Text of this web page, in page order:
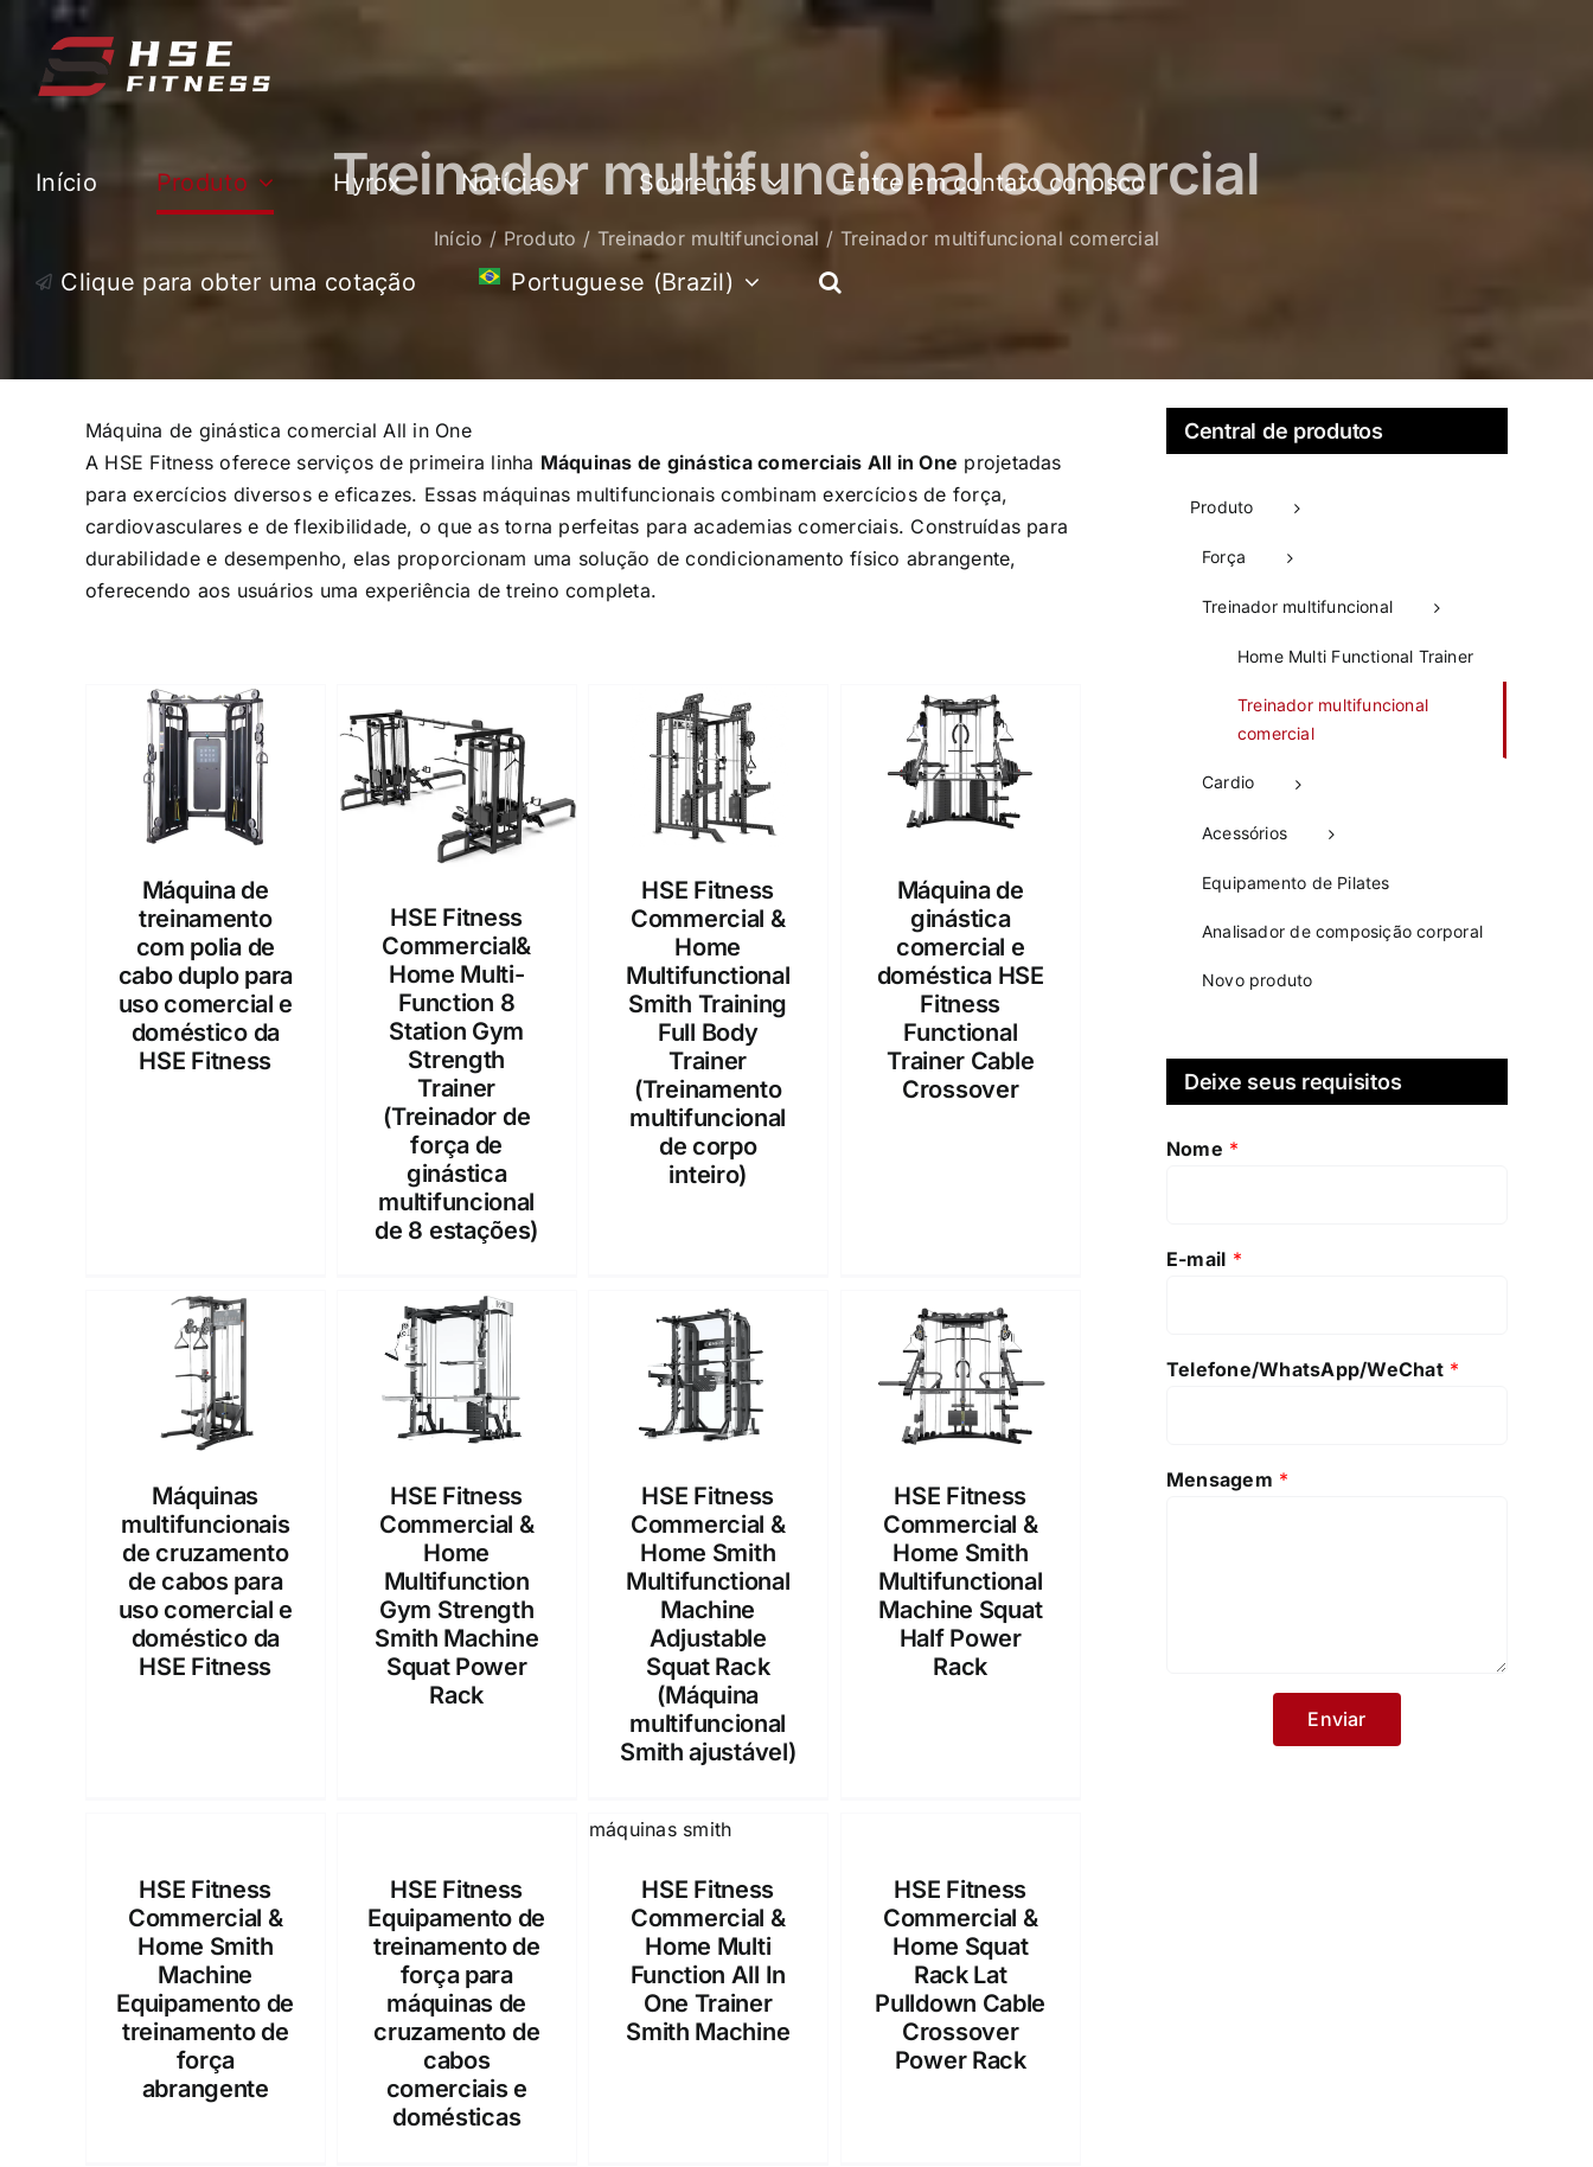
conteúdo
Início Produto Hyrox Notícias Sobre nós Entre em contato conosco
Clique para obter uma cotação Portuguese (Brazil)
Treinador multifuncional comercial
Início Produto Treinador multifuncional Treinador multifuncional comercial
Máquina de ginástica comercial All in One
A HSE Fitness oferece serviços de primeira linha Máquinas de ginástica comerciais All in One projetadas
para exercícios diversos e eficazes. Essas máquinas multifuncionais combinam exercícios de força,
cardiovasculares e de flexibilidade, o que as torna perfeitas para academias comerciais. Construídas para
durabilidade e desempenho, elas proporcionam uma solução de condicionamento físico abrangente,
oferecendo aos usuários uma experiência de treino completa.
Máquina de
treinamento
com polia de
cabo duplo para
uso comercial e
doméstico da
HSE Fitness
HSE Fitness
Commercial&
Home Multi-
Function 8
Station Gym
Strength
Trainer
(Treinador de
força de
ginástica
multifuncional
de 8 estações)
HSE Fitness
Commercial &
Home
Multifunctional
Smith Training
Full Body
Trainer
(Treinamento
multifuncional
de corpo
inteiro)
Máquina de
ginástica
comercial e
doméstica HSE
Fitness
Functional
Trainer Cable
Crossover
Máquinas
multifuncionais
de cruzamento
de cabos para
uso comercial e
doméstico da
HSE Fitness
HSE Fitness
Commercial &
Home
Multifunction
Gym Strength
Smith Machine
Squat Power
Rack
HSE Fitness
Commercial &
Home Smith
Multifunctional
Machine
Adjustable
Squat Rack
(Máquina
multifuncional
Smith ajustável)
HSE Fitness
Commercial &
Home Smith
Multifunctional
Machine Squat
Half Power
Rack
HSE Fitness
Commercial &
Home Smith
Machine
Equipamento de
treinamento de
força
abrangente
HSE Fitness
Equipamento de
treinamento de
força para
máquinas de
cruzamento de
cabos
comerciais e
domésticas
HSE Fitness
Commercial &
Home Multi
Function All In
One Trainer
Smith Machine
HSE Fitness
Commercial &
Home Squat
Rack Lat
Pulldown Cable
Crossover
Power Rack
Central de produtos
Produto
Força
Treinador multifuncional
Home Multi Functional Trainer
Treinador multifuncional
comercial
Cardio
Acessórios
Equipamento de Pilates
Analisador de composição corporal
Novo produto
Deixe seus requisitos
Nome *
E-mail *
Telefone/WhatsApp/WeChat *
Mensagem *